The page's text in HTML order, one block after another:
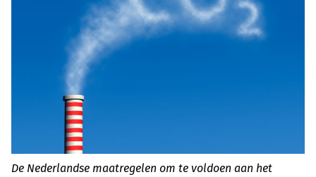
De Nederlandse maatregelen om te voldoen aan het